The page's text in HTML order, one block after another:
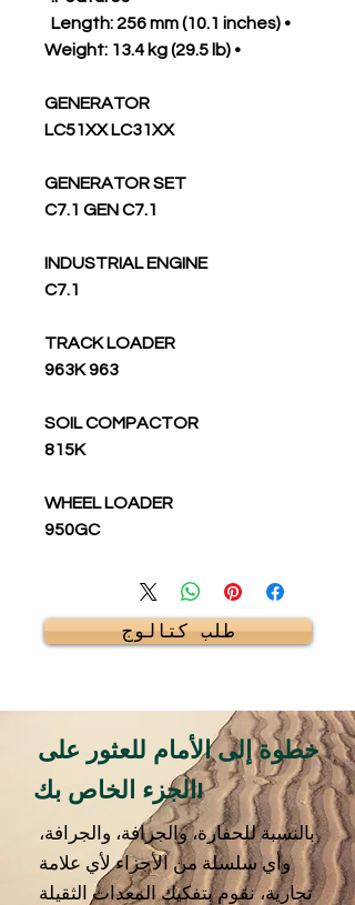
• Length: 256 mm (10.1 inches)
• Weight: 13.4 kg (29.5 lb)
GENERATOR
LC51XX LC31XX
GENERATOR SET
C7.1 GEN C7.1
INDUSTRIAL ENGINE
C7.1
TRACK LOADER
963 963K
SOIL COMPACTOR
815K
WHEEL LOADER
950GC
طلب كتالوج
خطوة إلى الأمام للعثور على
الجزء الخاص بك!
بالنسبة للحفارة، والجرافة، والجرافة،
وأي سلسلة من الأجزاء لأي علامة
تجارية، نقوم بتفكيك المعدات الثقيلة